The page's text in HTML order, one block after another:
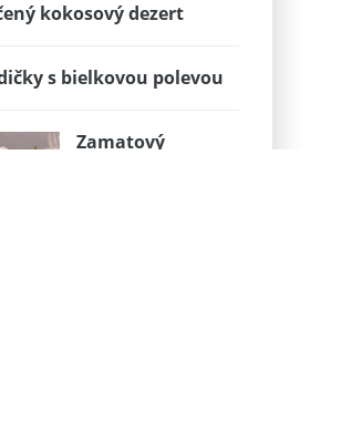
kokosový dezert
s bielkovou polevou
Zamatový